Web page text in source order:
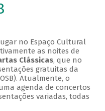
no Espaço Cultural
as noites de
Clássicas, que no
gratuitas da
Atualmente, o
agenda de concertos
variadas, todas